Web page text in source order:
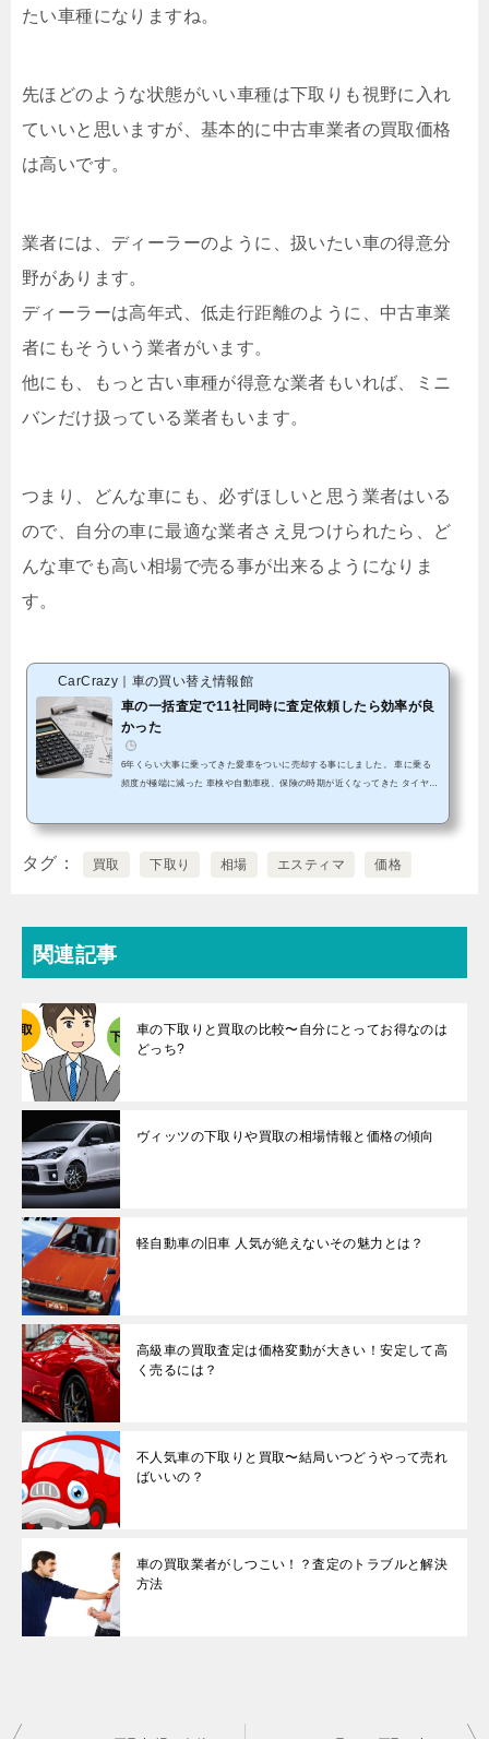
たい車種になりますね。
先ほどのような状態がいい車種は下取りも視野に入れ
ていいと思いますが、基本的に中古車業者の買取価格
は高いです。
業者には、ディーラーのように、扱いたい車の得意分
野があります。
ディーラーは高年式、低走行距離のように、中古車業
者にもそういう業者がいます。
他にも、もっと古い車種が得意な業者もいれば、ミニ
バンだけ扱っている業者もいます。
つまり、どんな車にも、必ずほしいと思う業者はいる
ので、自分の車に最適な業者さえ見つけられたら、ど
んな車でも高い相場で売る事が出来るようになりま
す。
CarCrazy｜車の買い替え情報館
車の一括査定で11社同時に査定依頼したら効率が良
かった
6年くらい大事に乗ってきた愛車をついに売却する事にしました。 車に乗る
頻度が極端に減った 車検や自動車税、保険の時期が近くなってきた タイヤは
く売るために、なるべく多くの業者を徹底比較しました。この方法は、「い
タグ 買取 下取り 相場 エスティマ 価格
関連記事
車の下取りと買取の比較〜自分にとってお得なのは
どっち?
ヴィッツの下取りや買取の相場情報と価格の傾向
軽自動車の旧車 人気が絶えないその魅力とは？
高級車の買取査定は価格変動が大きい！安定して高
く売るには？
不人気車の下取りと買取〜結局いつどうやって売れ
ばいいの？
車の買取業者がしつこい！？査定のトラブルと解決
方法